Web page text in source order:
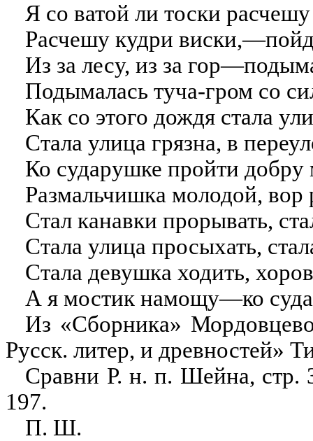
Я со ватой ли тоски
Расчешу кудри
Из за лесу, из за
Подымалась туча-гром со
Как со этого дождя стала
Стала улица грязна, в
Ко сударушке пройти добру
Размальчишка молодой,
Стал канавки прорывать,
Стала улица просыхать,
Стала девушка ходить,
А я мостик намощу—ко
Из «Сборника»
Русск. литер, и древностей»
Сравни Р. н. п. Шейна,
197.
П. Ш.